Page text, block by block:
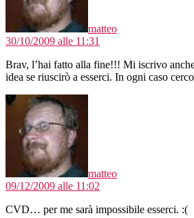
matteo
30/10/2009 alle 11:31
Brav, l’hai fatto alla fine!!! Mi iscrivo
idea se riuscirò a esserci. In ogni caso
matteo
09/12/2009 alle 11:02
CVD… per me sarà impossibile esserci. :(